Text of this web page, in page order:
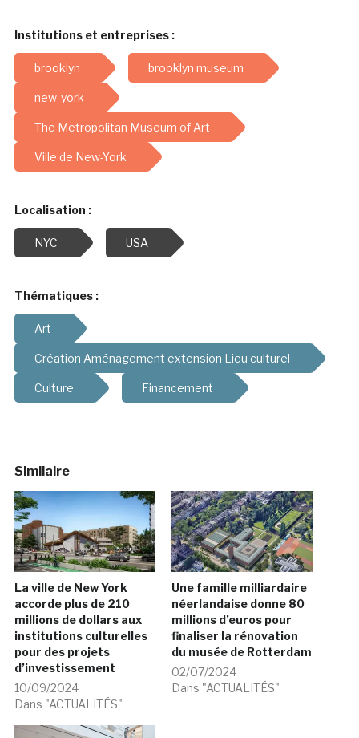
Institutions et entreprises :
brooklyn brooklyn museum
new-york
The Metropolitan Museum of Art
Ville de New-York
Localisation :
NYC USA
Thématiques :
Art
Création Aménagement extension Lieu culturel
Culture Financement
Similaire
La ville de New York
accorde plus de 210
millions de dollars aux
institutions culturelles
pour des projets
d’investissement
10/09/2024
Dans "ACTUALITÉS"
Une famille milliardaire
néerlandaise donne 80
millions d’euros pour
finaliser la rénovation
du musée de Rotterdam
02/07/2024
Dans "ACTUALITÉS"